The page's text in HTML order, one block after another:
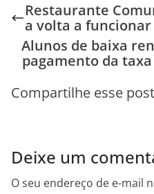
Restaurante
a volta a
Alunos de baixa
pagamento da
Compartilhe esse
Deixe um
O seu endereço de e-mail